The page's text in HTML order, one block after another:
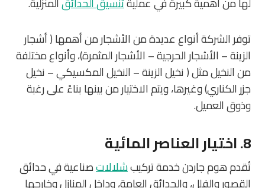
توفر الشركة أنواع عديدة من الأشجار من أهمها ( أشجار
الزينة – الأشجار الحرجية – الأشجار المثمرة)، وأنواع مختلفة
من النخيل مثل ( نخيل الزينة – النخيل المكسيكي – نخيل
جزر الكناري) وغيرها، ويتم الاختيار من بينها بناءً على رغبة
وذوق العميل.
8. اختيار العناصر المائية
تُقدم هوم جاردن خدمة تركيبشلالاتصناعية في حدائق
القصور والفلل، والحدائق العامة، وداخل المنازل وخارجها